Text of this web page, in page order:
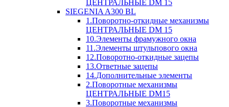
ЦЕНТРАЛЬНЫЕ DM 15
SIEGENIA A300 BL
1.Поворотно-откидные механизмы
ЦЕНТРАЛЬНЫЕ DM 15
10.Элементы фрамужного окна
11.Элементы штульпового окна
12.Поворотно-откидные зацепы
13.Ответные зацепы
14.Дополнительные элементы
2.Поворотные механизмы
ЦЕНТРАЛЬНЫЕ DM15
3.Поворотные механизмы